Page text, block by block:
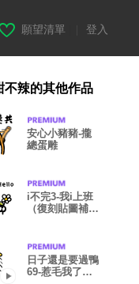
願望清單 登入
不辣的其他作品
安心小豬豬-攏
總蛋雕
i不完3-我i上班
（復刻貼圖補
日子還是要過鴨
69-惹毛我了